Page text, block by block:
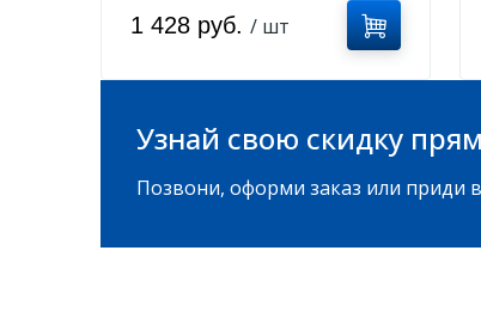
1 428 руб. / шт
Узнай свою скидку
Позвони, оформи заказ или приди